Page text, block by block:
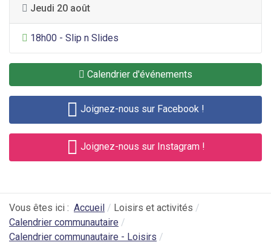
Jeudi 20 août
Divertissement général
18h00 - Slip n Slides
Calendrier d'événements
Joignez-nous sur Facebook !
Joignez-nous sur Instagram !
Vous êtes ici : Accueil
Loisirs et activités
Calendrier communautaire
Calendrier communautaire - Loisirs